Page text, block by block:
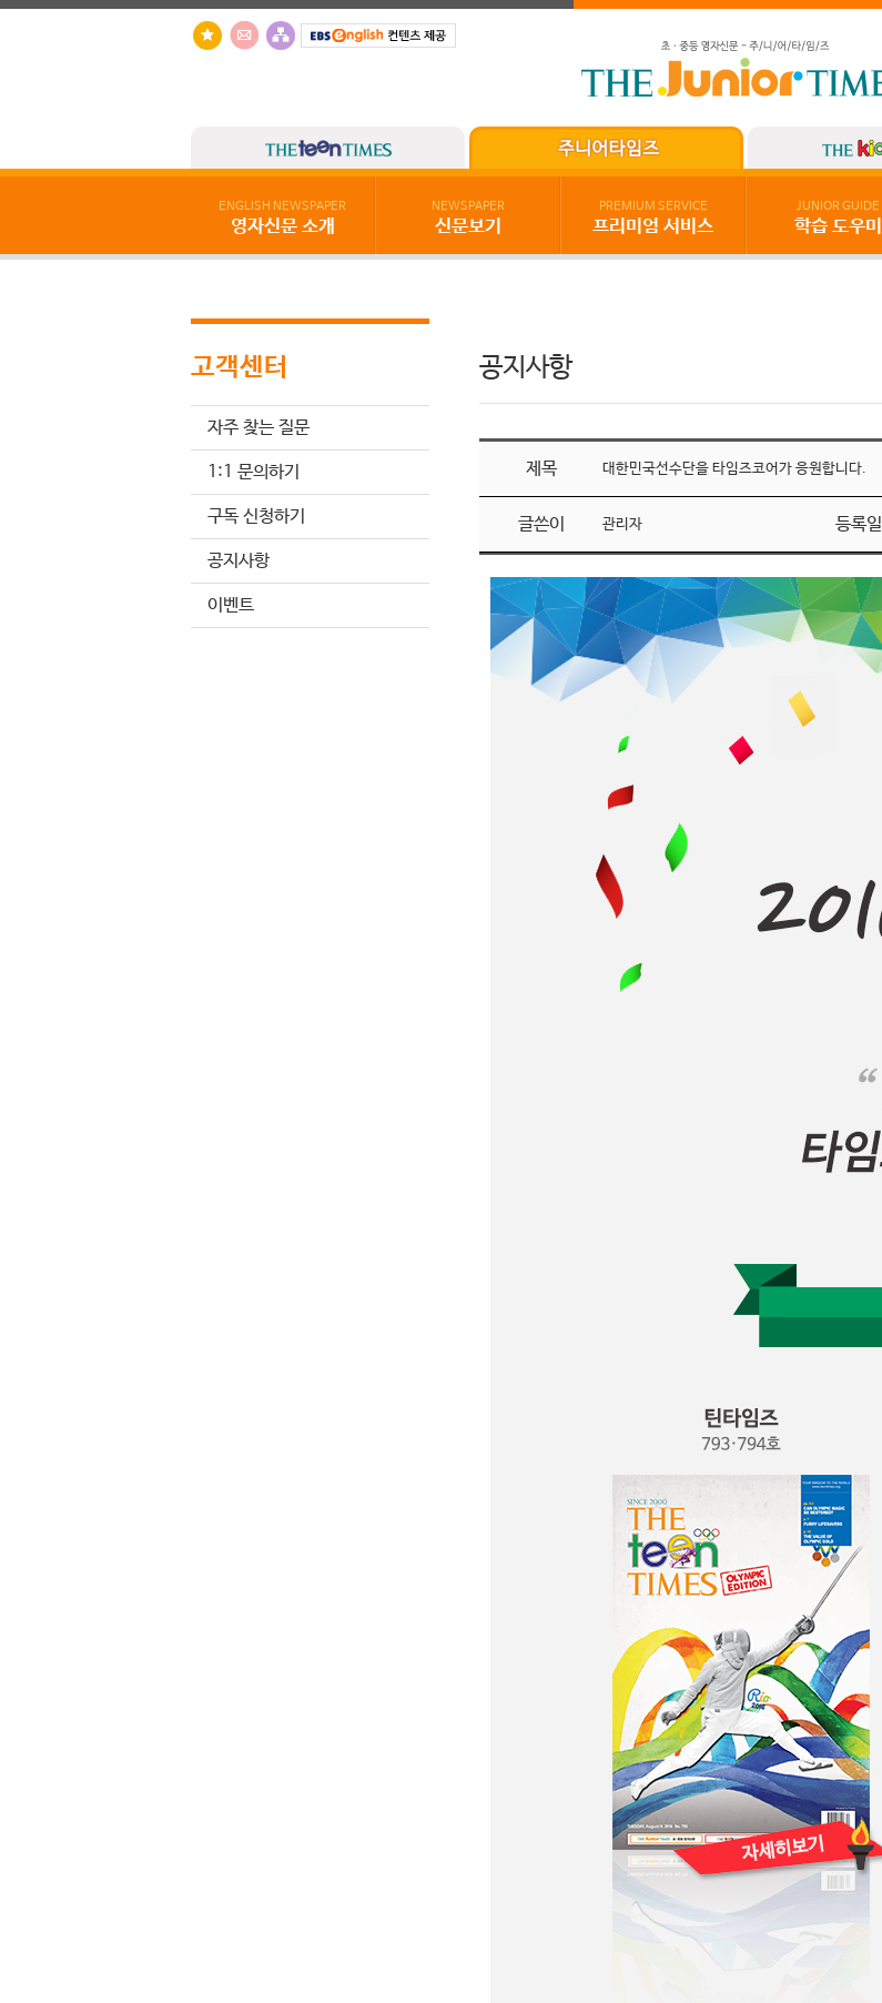
ENGLISH NEWSPAPER
영자신문 소개
NEWSPAPER
신문보기
PREMIUM SERVICE
프리미엄 서비스
JUNIOR GUIDE
학습 도우미
고객센터
자주 찾는 질문
1:1 문의하기
구독 신청하기
공지사항
이벤트
공지사항
제목 대한민국선수단을 타임즈코어가 응원합니다.
글쓴이 관리자 등록일